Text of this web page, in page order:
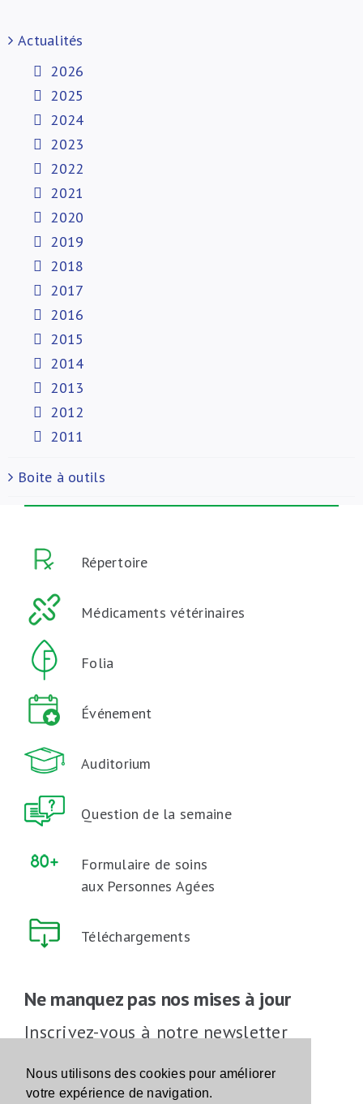
Nous utilisons des cookies pour améliorer
votre expérience de navigation.
Actualités
2026
2025
2024
2023
2022
2021
2020
2019
2018
2017
2016
2015
2014
2013
2012
2011
Boite à outils
Répertoire
Médicaments vétérinaires
Folia
Événement
Auditorium
Question de la semaine
Formulaire de soins
aux Personnes Agées
Téléchargements
Ne manquez pas nos mises à jour
Inscrivez-vous à notre newsletter
Inscrivez-vous